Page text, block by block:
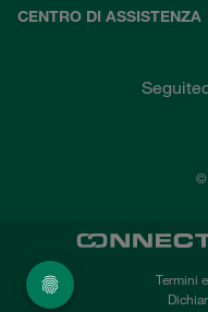
CENTRO DI ASSISTENZA
©
Termini